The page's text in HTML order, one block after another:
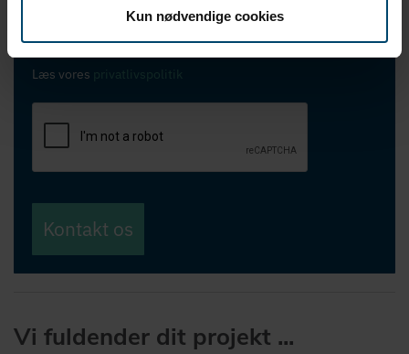
Kun nødvendige cookies
Jeg accepterer DAFAs privatlivspolitik*
Læs vores privatlivspolitik
Kontakt os
Vi fuldender dit projekt ...